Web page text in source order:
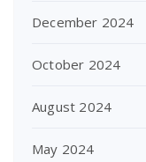
December 2024
October 2024
August 2024
May 2024